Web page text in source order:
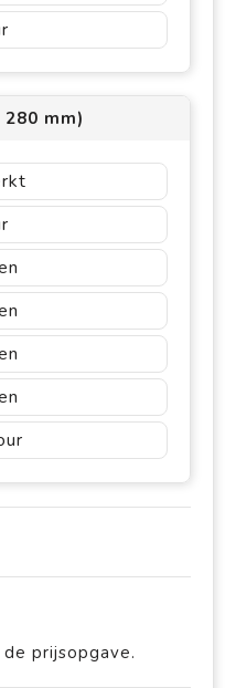
mm)
prijsopgave.